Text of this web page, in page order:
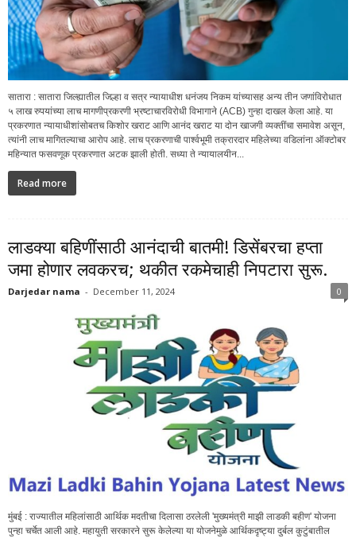
सातारा : सातारा जिल्ह्यातील जिल्हा व सत्र न्यायाधीश धनंजय निकम यांच्यासह अन्य तीन जणांविरोधात
५ लाख रुपयांच्या लाच मागणीप्रकरणी भ्रष्टाचारविरोधी विभागाने (ACB) गुन्हा दाखल केला आहे. या
प्रकरणात न्यायाधीशांसोबतच किशोर खराट आणि आनंद खराट या दोन खाजगी व्यक्तींचा समावेश असून,
त्यांनी लाच मागितल्याचा आरोप आहे. लाच प्रकरणाची पार्श्वभूमी तक्रारदार महिलेच्या वडिलांना ऑक्टोबर
महिन्यात फसवणूक प्रकरणात अटक झाली होती. सध्या ते न्यायालयीन...
Read more
लाडक्या बहिणींसाठी आनंदाची बातमी! डिसेंबरचा हप्ता
जमा होणार लवकरच; थकीत रकमेचाही निपटारा सुरू.
Darjedar nama - December 11, 2024 0
मुंबई : राज्यातील महिलांसाठी आर्थिक मदतीचा दिलासा ठरलेली 'मुख्यमंत्री माझी लाडकी बहीण' योजना
पुन्हा चर्चेत आली आहे. महायुती सरकारने सुरू केलेल्या या योजनेमुळे आर्थिकदृष्ट्या दुर्बल कुटुंबातील